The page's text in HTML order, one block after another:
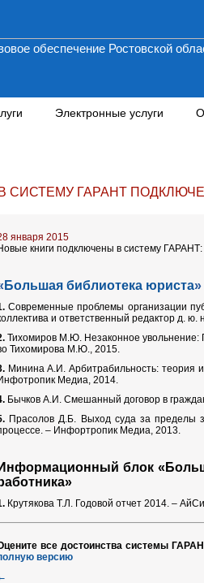
обеспечение Ростовской
Электронные услуги
В СИСТЕМУ ГАРАНТ
января 2015
книги подключены в систему ГАРАНТ:
Большая библиотека юриста»
Современные проблемы организации
и ответственный редактор д.
Тихомиров М.Ю. Незаконное увольнение:
Тихомирова М.Ю., 2015.
Минина А.И. Арбитрабильность: теория
Медиа, 2014.
Бычков А.И. Смешанный договор в
Прасолов Д.Б. Выход суда за пределы
– Инфортропик Медиа, 2013.
Информационный блок
Крутякова Т.Л. Годовой отчет 2014. –
все достоинства системы
версию